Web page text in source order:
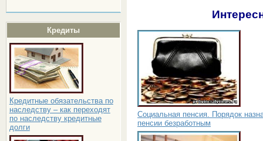
Кредиты
Кредитные обязательства по
наследству – как переходят
по наследству кредитные
долги
Социальная пенсия. Порядок
пенсии безработным